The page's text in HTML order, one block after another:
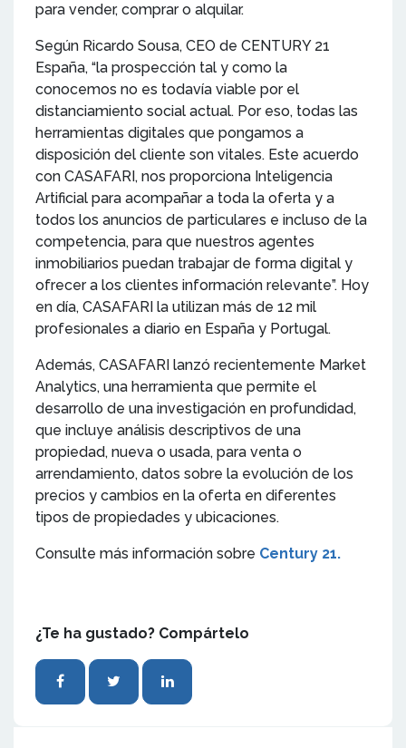
para vender, comprar o alquilar.
Según Ricardo Sousa, CEO de CENTURY 21
España, “la prospección tal y como la
conocemos no es todavía viable por el
distanciamiento social actual. Por eso, todas las
herramientas digitales que pongamos a
disposición del cliente son vitales. Este acuerdo
con CASAFARI, nos proporciona Inteligencia
Artificial para acompañar a toda la oferta y a
todos los anuncios de particulares e incluso de la
competencia, para que nuestros agentes
inmobiliarios puedan trabajar de forma digital y
ofrecer a los clientes información relevante”. Hoy
en día, CASAFARI la utilizan más de 12 mil
profesionales a diario en España y Portugal.
Además, CASAFARI lanzó recientemente Market
Analytics, una herramienta que permite el
desarrollo de una investigación en profundidad,
que incluye análisis descriptivos de una
propiedad, nueva o usada, para venta o
arrendamiento, datos sobre la evolución de los
precios y cambios en la oferta en diferentes
tipos de propiedades y ubicaciones.
Consulte más información sobre Century 21.
¿Te ha gustado? Compártelo